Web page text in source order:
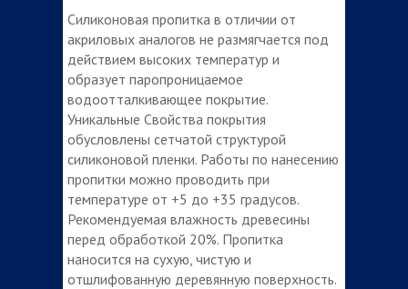
Силиконовая пропитка в отличии от
акриловых аналогов не размягчается под
действием высоких температур и
образует паропроницаемое
водоотталкивающее покрытие.
Уникальные Свойства покрытия
обусловлены сетчатой структурой
силиконовой пленки. Работы по нанесению
пропитки можно проводить при
температуре от +5 до +35 градусов.
Рекомендуемая влажность древесины
перед обработкой 20%. Пропитка
наносится на сухую, чистую и
отшлифованную деревянную поверхность.